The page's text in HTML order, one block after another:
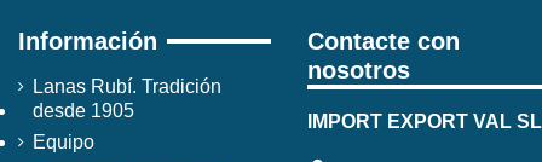
Información
Lanas Rubí. Tradición
desde 1905
Equipo
Contacte con
nosotros
IMPORT EXPORT VAL SL